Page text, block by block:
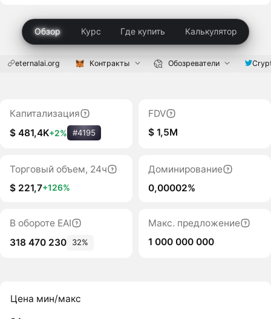
Обзор Курс Где купить Калькулятор
eternalai.org Контракты Обозреватели
Капитализация
$ 481,4K+2% #4195
FDV
$ 1,5M
Торговый объем, 24ч
$ 221,7+126%
Доминирование
0,00002%
В обороте EAI
318 470 230
32%
Макс. предложение
1 000 000 000
Цена мин/макс